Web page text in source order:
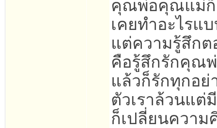
คุณพ่อคุณแม่ก็
เคยทำอะไรแ
แต่ความรู้สึก
คือรู้สึกรักคุณ
แล้วก็รักทุกอย่
ตัวเราล้วนแ
ก็เปลี่ยนความ